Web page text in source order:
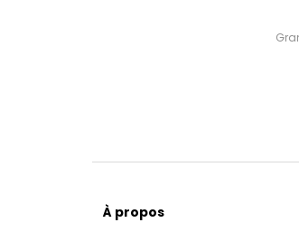
À propos